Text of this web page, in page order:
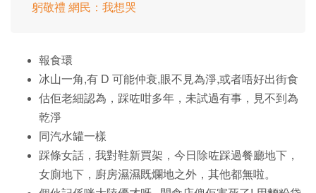
躬敬禮 網民：我想哭
報食環
冰山一角,有 D 可能仲衰,眼不見為淨,或者唔好出街食
估佢老細認為，踩咗咁多年，未試過有事，見不到為
乾淨
同汽水罐一樣
踩條女話，我對鞋新買架，今日除咗踩過餐廳地下，
女廁地下，廚房濕濕既爛地之外，其他都無啦。